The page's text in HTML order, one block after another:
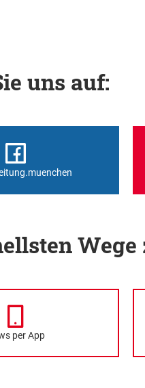
uns auf:
per App